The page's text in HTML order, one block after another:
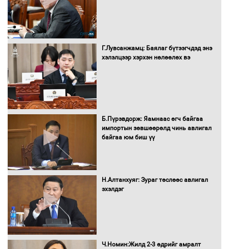
шилжиж, найр наадам, зөвлөгөөн,
гадаад томилолтыг хориглолоо
Г.Лувсанжамц: Баялаг бүтээгчдэд энэ
хэлэлцээр хэрхэн нөлөөлөх вэ
Б.Пүрэвдорж: Яамнаас өгч байгаа
импортын зөвшөөрөлд чинь авлигал
байгаа юм биш үү
Н.Алтанхуяг: Зураг төслөөс авлигал
эхэлдэг
Ч.Номин:Жилд 2-3 өдрийг амралт